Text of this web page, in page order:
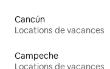
Cancún
Locations de vacances
Campeche
Locations de vacances